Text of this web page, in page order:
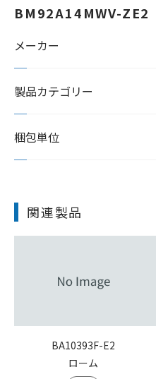
BM92A14MWV-ZE2
メーカー
製品カテゴリー
梱包単位
関連製品
BA10393F-E2
ローム